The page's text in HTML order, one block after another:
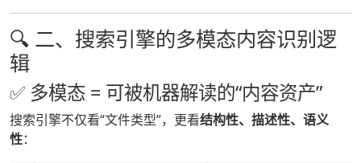
🔍 二、搜索引擎的多模态内容识别逻
辑
✅ 多模态 = 可被机器解读的“内容资产”
搜索引擎不仅看“文件类型”，更看结构性、描述性、语义
性：